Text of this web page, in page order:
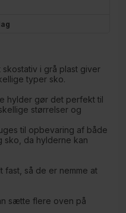
i grå plast giver
typer sko.
hylder gør det perfekt til
størrelser og
til opbevaring af både
sko, da hylderne kan
fast, så de er nemme at
sætte flere oven på